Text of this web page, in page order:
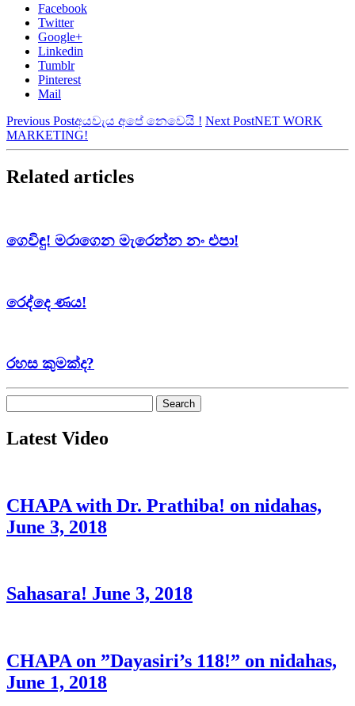
Facebook
Twitter
Google+
Linkedin
Tumblr
Pinterest
Mail
Previous Postඅයවැය අපේ නෙවෙයි ! Next PostNET WORK
MARKETING!
Related articles
ගෙවිඳු! මරාගෙන මැරෙන්න නං එපා!
රෙද්දෙ ණය!
රහස කුමක්ද?
for:
Latest Video
CHAPA with Dr. Prathiba! on nidahas,
June 3, 2018
Sahasara! June 3, 2018
CHAPA on ”Dayasiri’s 118!” on nidahas,
June 1, 2018